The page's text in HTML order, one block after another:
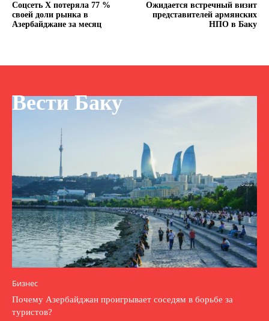
Соцсеть X потеряла 77 %
своей доли рынка в
Азербайджане за месяц
Ожидается встречный визит
представителей армянских
НПО в Баку
Вести Баку
Бизнес
Почему Азербайджан проигрывает соседям в борьбе за
туристов?